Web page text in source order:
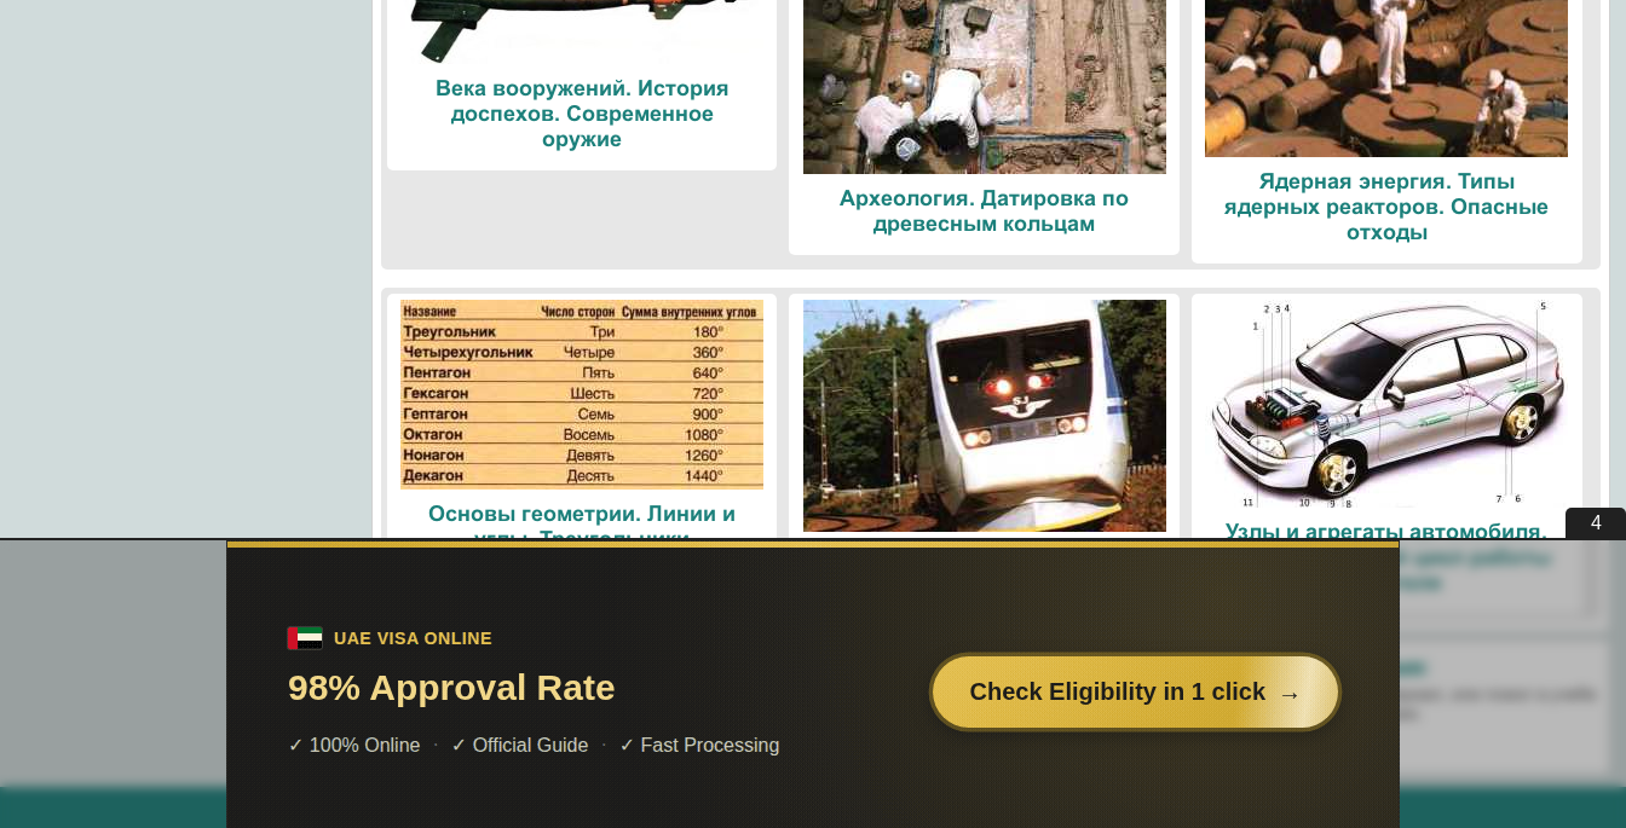
Века вооружений. История
доспехов. Современное
оружие
Археология. Датировка по
древесным кольцам
Ядерная энергия. Типы
ядерных реакторов. Опасные
отходы
Основы геометрии. Линии и
углы. Треугольники
Поезда. Современные
Узлы и агрегаты автомобиля.
Четырехтактный цикл работы
двигателя
При помощи поиска вы сможете найти нужную вам информацию.
Поделитесь с друзьями:
Если вам перенёс пользу информационный материал, или помог в учебе
– поделитесь этим сайтом с друзьями и знакомыми.
4